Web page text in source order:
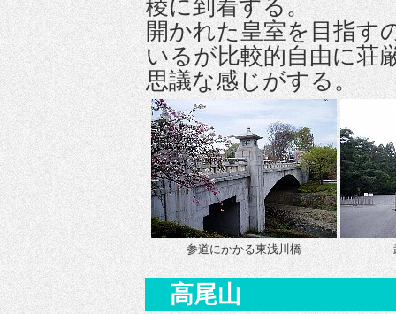
稜に到着する。
開かれた皇室を目指す
いるが比較的自由に荘
思議な感じがする。
参道にかかる東浅川橋
高尾山